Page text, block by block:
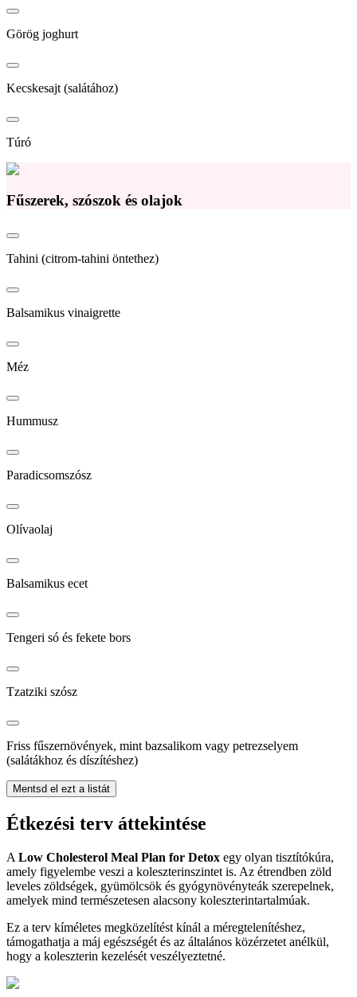
Görög joghurt
Kecskesajt (salátához)
Túró
Fűszerek, szószok és olajok
Tahini (citrom-tahini öntethez)
Balsamikus vinaigrette
Méz
Hummusz
Paradicsomszósz
Olívaolaj
Balsamikus ecet
Tengeri só és fekete bors
Tzatziki szósz
Friss fűszernövények, mint bazsalikom vagy petrezselyem
(salátákhoz és díszítéshez)
Mentsd el ezt a listát
Étkezési terv áttekintése
A Low Cholesterol Meal Plan for Detox egy olyan tisztítókúra,
amely figyelembe veszi a koleszterinszintet is. Az étrendben zöld
leveles zöldségek, gyümölcsök és gyógynövényteák szerepelnek,
amelyek mind természetesen alacsony koleszterintartalmúak.
Ez a terv kíméletes megközelítést kínál a méregtelenítéshez,
támogathatja a máj egészségét és az általános közérzetet anélkül,
hogy a koleszterin kezelését veszélyeztetné.